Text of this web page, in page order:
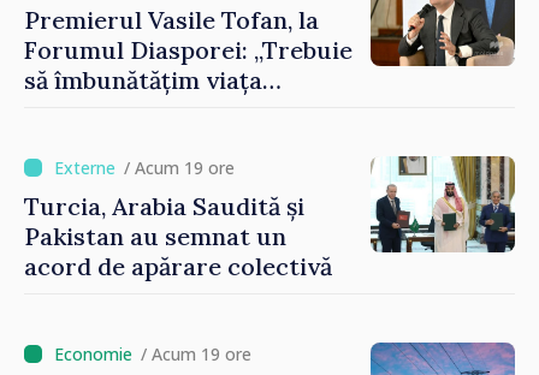
Premierul Vasile Tofan, la
Forumul Diasporei: „Trebuie
să îmbunătățim viața
/ Acum 19 ore
Turcia, Arabia Saudită și
Pakistan au semnat un
acord de apărare colectivă
/ Acum 19 ore